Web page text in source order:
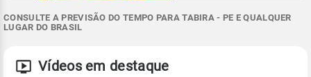
CONSULTE A PREVISÃO DO TEMPO PARA TABIRA - PE E QUALQUER
LUGAR DO BRASIL
Vídeos em destaque